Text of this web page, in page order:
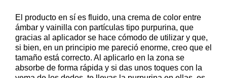
El producto en sí es fluido, una crema de color entre
ámbar y vainilla con partículas tipo purpurina, que
gracias al aplicador se hace cómodo de utilizar y que,
si bien, en un principio me pareció enorme, creo que el
tamaño está correcto. Al aplicarlo en la zona se
absorbe de forma rápida y si das unos toques con la